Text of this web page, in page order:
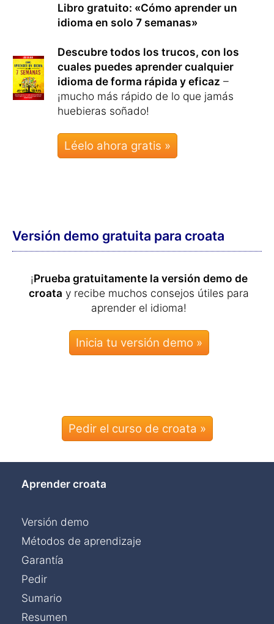
Libro gratuito: «Cómo aprender un
idioma en solo 7 semanas»
Descubre todos los trucos, con los
cuales puedes aprender cualquier
idioma de forma rápida y eficaz –
¡mucho más rápido de lo que jamás
huebieras soñado!
Léelo ahora gratis »
Versión demo gratuita para croata
¡Prueba gratuitamente la versión demo de
croata y recibe muchos consejos útiles para
aprender el idioma!
Pedir el curso de croata »
Aprender croata
Versión demo
Métodos de aprendizaje
Garantía
Pedir
Sumario
Resumen